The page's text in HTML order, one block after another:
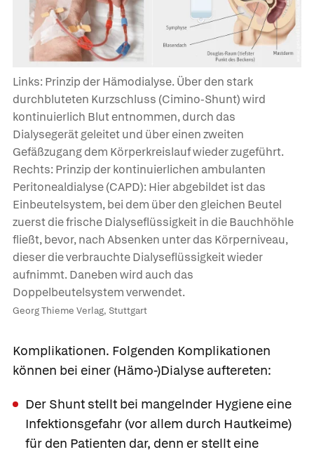
Links: Prinzip der Hämodialyse. Über den stark
durchbluteten Kurzschluss (Cimino-Shunt) wird
kontinuierlich Blut entnommen, durch das
Dialysegerät geleitet und über einen zweiten
Gefäßzugang dem Körperkreislauf wieder zugeführt.
Rechts: Prinzip der kontinuierlichen ambulanten
Peritonealdialyse (CAPD): Hier abgebildet ist das
Einbeutelsystem, bei dem über den gleichen Beutel
zuerst die frische Dialyseflüssigkeit in die Bauchhöhle
fließt, bevor, nach Absenken unter das Körperniveau,
dieser die verbrauchte Dialyseflüssigkeit wieder
aufnimmt. Daneben wird auch das
Doppelbeutelsystem verwendet.
Georg Thieme Verlag, Stuttgart
Komplikationen. Folgenden Komplikationen
können bei einer (Hämo-)Dialyse auftereten:
Der Shunt stellt bei mangelnder Hygiene eine
Infektionsgefahr (vor allem durch Hautkeime)
für den Patienten dar, denn er stellt eine